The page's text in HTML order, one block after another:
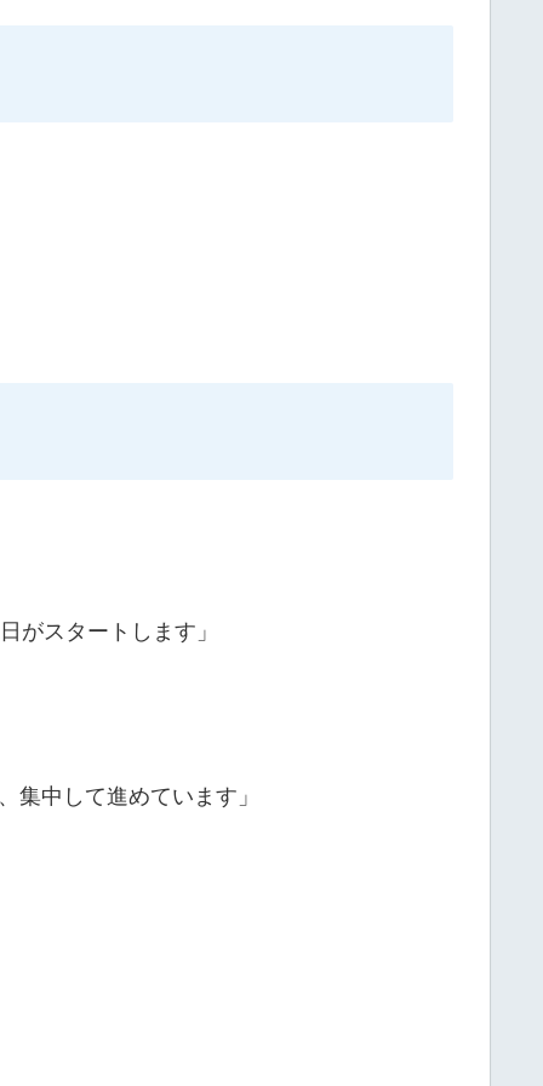
がスタートします」
集中して進めています」